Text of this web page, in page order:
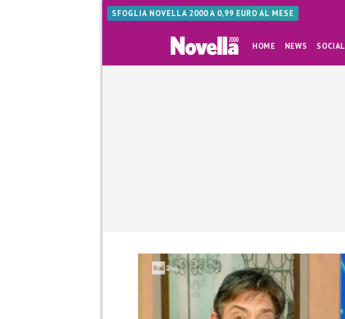
SFOGLIA NOVELLA 2000 A 0,99 EURO AL MESE
HOME NEWS SOCIAL